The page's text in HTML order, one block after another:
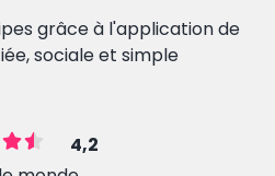
grâce à l'application de
sociale et simple
4,2